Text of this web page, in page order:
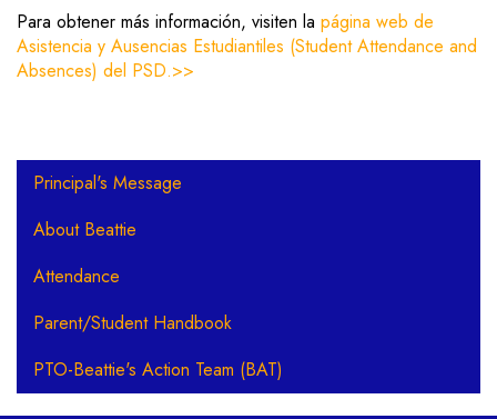
Para obtener más información, visiten la página web de
Asistencia y Ausencias Estudiantiles (Student Attendance and
Absences) del PSD.>>
Main navigation
Principal's Message
About Beattie
Attendance
Parent/Student Handbook
PTO-Beattie's Action Team (BAT)